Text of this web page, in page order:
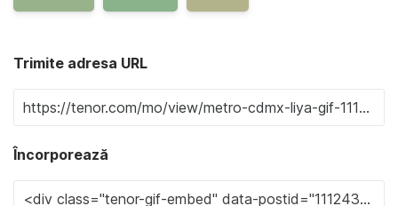
Trimite adresa URL
Încorporează